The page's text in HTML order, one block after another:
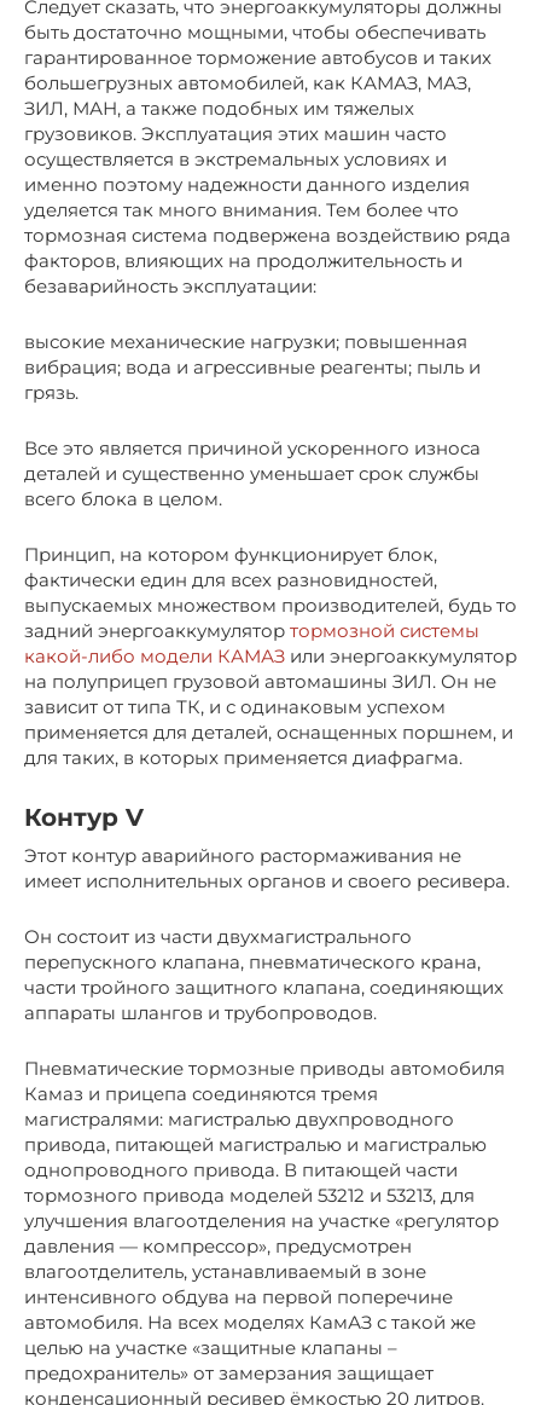
Следует сказать, что энергоаккумуляторы должны
быть достаточно мощными, чтобы обеспечивать
гарантированное торможение автобусов и таких
большегрузных автомобилей, как КАМАЗ, МАЗ,
ЗИЛ, МАН, а также подобных им тяжелых
грузовиков. Эксплуатация этих машин часто
осуществляется в экстремальных условиях и
именно поэтому надежности данного изделия
уделяется так много внимания. Тем более что
тормозная система подвержена воздействию ряда
факторов, влияющих на продолжительность и
безаварийность эксплуатации:
высокие механические нагрузки; повышенная
вибрация; вода и агрессивные реагенты; пыль и
грязь.
Все это является причиной ускоренного износа
деталей и существенно уменьшает срок службы
всего блока в целом.
Принцип, на котором функционирует блок,
фактически един для всех разновидностей,
выпускаемых множеством производителей, будь то
задний энергоаккумулятор тормозной системы
какой-либо модели КАМАЗ или энергоаккумулятор
на полуприцеп грузовой автомашины ЗИЛ. Он не
зависит от типа ТК, и с одинаковым успехом
применяется для деталей, оснащенных поршнем, и
для таких, в которых применяется диафрагма.
Контур V
Этот контур аварийного растормаживания не
имеет исполнительных органов и своего ресивера.
Он состоит из части двухмагистрального
перепускного клапана, пневматического крана,
части тройного защитного клапана, соединяющих
аппараты шлангов и трубопроводов.
Пневматические тормозные приводы автомобиля
Камаз и прицепа соединяются тремя
магистралями: магистралью двухпроводного
привода, питающей магистралью и магистралью
однопроводного привода. В питающей части
тормозного привода моделей 53212 и 53213, для
улучшения влагоотделения на участке «регулятор
давления — компрессор», предусмотрен
влагоотделитель, устанавливаемый в зоне
интенсивного обдува на первой поперечине
автомобиля. На всех моделях КамАЗ с такой же
целью на участке «защитные клапаны –
предохранитель» от замерзания защищает
конденсационный ресивер ёмкостью 20 литров.